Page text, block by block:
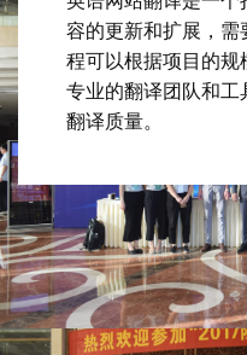
容的更新和扩展，需
程可以根据项目的规
专业的翻译团队和工
翻译质量。